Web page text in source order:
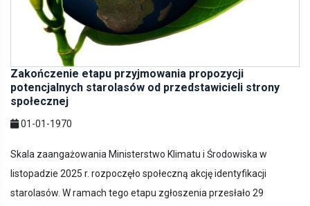
Zakończenie etapu przyjmowania propozycji
potencjalnych starolasów od przedstawicieli strony
społecznej
01-01-1970
Skala zaangażowania Ministerstwo Klimatu i Środowiska w
listopadzie 2025 r. rozpoczęło społeczną akcję identyfikacji
starolasów. W ramach tego etapu zgłoszenia przesłało 29